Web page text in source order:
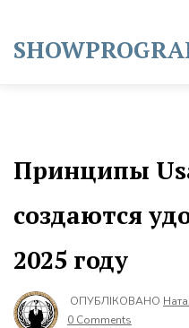
content
Принципы
создаются
2025 году
ОПУБЛІКОВАНО
0 Comments